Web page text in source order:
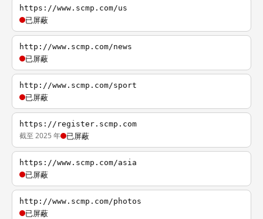
https://www.scmp.com/us
已屏蔽
http://www.scmp.com/news
已屏蔽
http://www.scmp.com/sport
已屏蔽
https://register.scmp.com
截至 2025 年 已屏蔽
https://www.scmp.com/asia
已屏蔽
http://www.scmp.com/photos
已屏蔽